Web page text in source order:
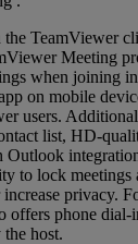
the TeamViewer
Meeting
when joining
on mobile
users.
list, HD-
Outlook
to lock meetings
privacy.
offers phone dial-
host.